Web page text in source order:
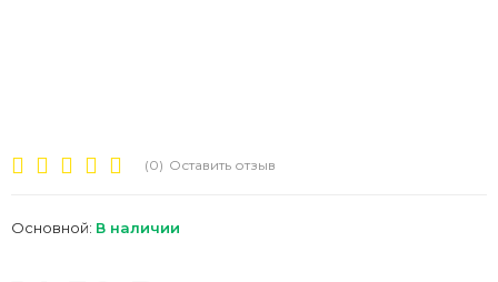
(0) Оставить отзыв
Основной: В наличии